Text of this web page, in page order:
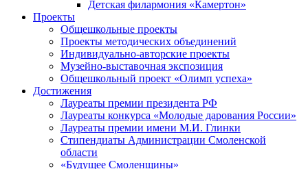
Детская филармония «Камертон»
Проекты
Общешкольные проекты
Проекты методических объединений
Индивидуально-авторские проекты
Музейно-выставочная экспозиция
Общешкольный проект «Олимп успеха»
Достижения
Лауреаты премии президента РФ
Лауреаты конкурса «Молодые дарования России»
Лауреаты премии имени М.И. Глинки
Стипендиаты Администрации Смоленской
области
«Будущее Смоленщины»